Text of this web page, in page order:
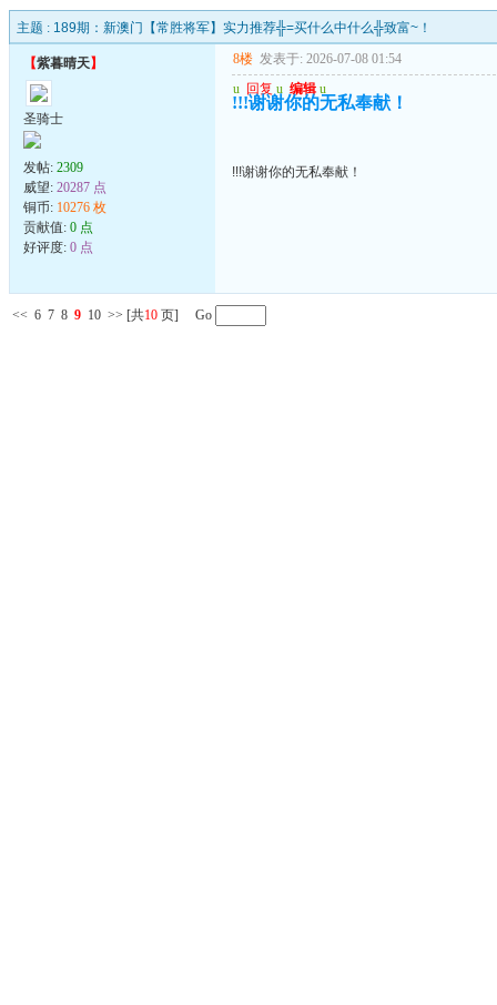
主题 : 189期：新澳门【常胜将军】实力推荐╬=买什么中什么╬致富~！
【紫暮晴天】
圣骑士
发帖: 2309
威望: 20287 点
铜币: 10276 枚
贡献值: 0 点
好评度: 0 点
8楼 发表于: 2026-07-08 01:54
u 回复 u 编辑 u
!!!谢谢你的无私奉献！
!!!谢谢你的无私奉献！
<< 6 7 8 9 10 >> [共10 页] Go